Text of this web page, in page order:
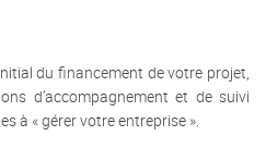
du financement de votre projet,
d’accompagnement et de suivi
à « gérer votre entreprise ».